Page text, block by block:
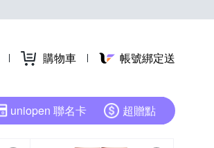
購物車 帳號綁定送
uniopen 聯名卡 超贈點